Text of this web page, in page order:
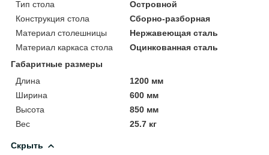
Тип стола
Островной
Конструкция стола
Сборно-разборная
Материал столешницы
Нержавеющая сталь
Материал каркаса стола
Оцинкованная сталь
Габаритные размеры
Длина
1200 мм
Ширина
600 мм
Высота
850 мм
Вес
25.7 кг
Скрыть